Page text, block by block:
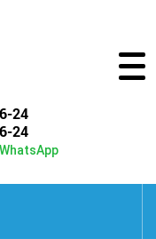
24
24
WhatsApp